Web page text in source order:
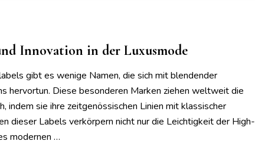
Innovation in der Luxusmode
gibt es wenige Namen, die sich mit blendender
hervortun. Diese besonderen Marken ziehen weltweit die
indem sie ihre zeitgenössischen Linien mit klassischer
dieser Labels verkörpern nicht nur die Leichtigkeit der High-
modernen …